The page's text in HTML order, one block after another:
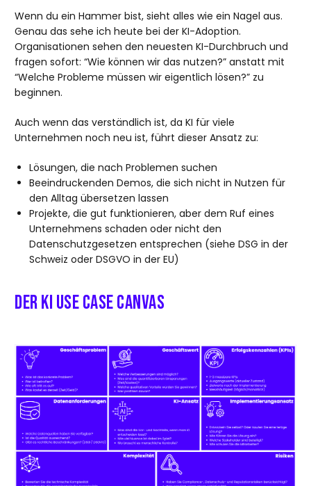
Wenn du ein Hammer bist, sieht alles wie ein Nagel aus.
Genau das sehe ich heute bei der KI-Adoption.
Organisationen sehen den neuesten KI-Durchbruch und
fragen sofort: “Wie können wir das nutzen?” anstatt mit
“Welche Probleme müssen wir eigentlich lösen?” zu
beginnen.
Auch wenn das verständlich ist, da KI für viele
Unternehmen noch neu ist, führt dieser Ansatz zu:
Lösungen, die nach Problemen suchen
Beeindruckenden Demos, die sich nicht in Nutzen für
den Alltag übersetzen lassen
Projekte, die gut funktionieren, aber dem Ruf eines
Unternehmens schaden oder nicht den
Datenschutzgesetzen entsprechen (siehe DSG in der
Schweiz oder DSGVO in der EU)
Der KI Use Case Canvas